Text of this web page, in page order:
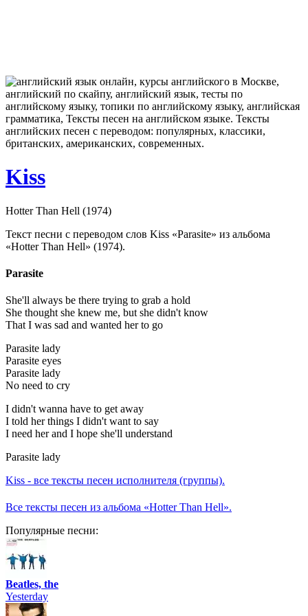
Kiss
Hotter Than Hell (1974)
Текст песни с переводом слов Kiss «Parasite» из альбома
«Hotter Than Hell» (1974).
Parasite
She'll always be there trying to grab a hold
She thought she knew me, but she didn't know
That I was sad and wanted her to go
Parasite lady
Parasite eyes
Parasite lady
No need to cry
I didn't wanna have to get away
I told her things I didn't want to say
I need her and I hope she'll understand
Parasite lady
Kiss - все тексты песен исполнителя (группы).
Все тексты песен из альбома «Hotter Than Hell».
Популярные песни:
Beatles, the
Yesterday